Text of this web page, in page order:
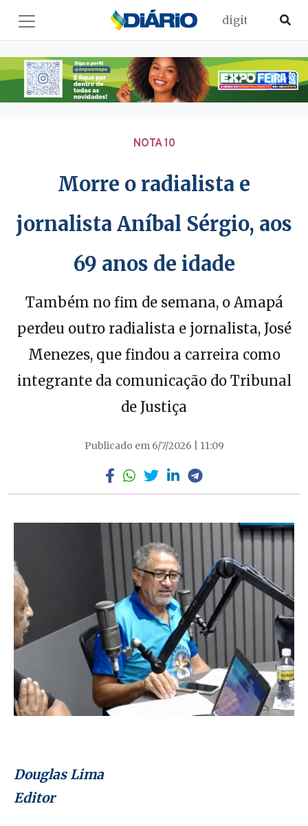
NOTA 10
Morre o radialista e
jornalista Aníbal Sérgio, aos
69 anos de idade
Também no fim de semana, o Amapá
perdeu outro radialista e jornalista, José
Menezes, que findou a carreira como
integrante da comunicação do Tribunal
de Justiça
Publicado em 6/7/2026 | 11:09
Douglas Lima
Editor